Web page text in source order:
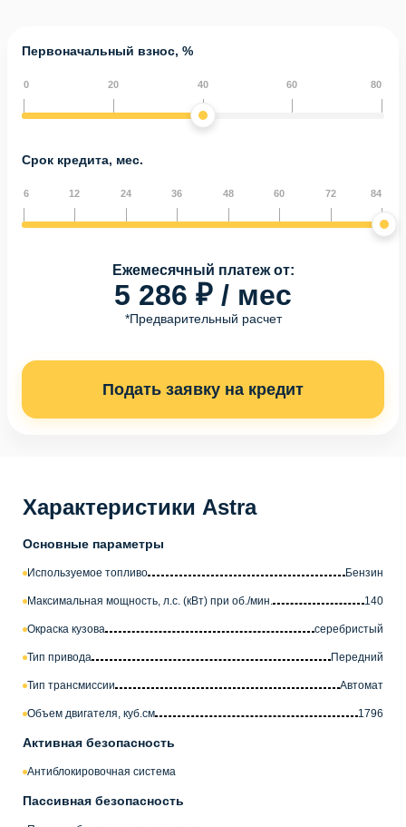
Первоначальный взнос, %
0 20 40 60 80
Срок кредита, мес.
6 12 24 36 48 60 72 84
Ежемесячный платеж от:
5 286 ₽ / мес
*Предварительный расчет
Подать заявку на кредит
Характеристики Astra
Основные параметры
Используемое топливо Бензин
Максимальная мощность, л.с. (кВт) при об./мин. 140
Окраска кузова серебристый
Тип привода Передний
Тип трансмиссии Автомат
Объем двигателя, куб.см 1796
Активная безопасность
Антиблокировочная система
Пассивная безопасность